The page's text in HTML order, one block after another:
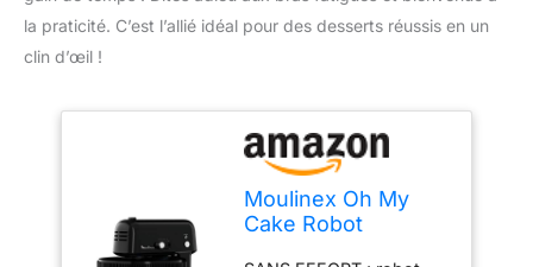
la praticité. C’est l’allié idéal pour des desserts réussis en un
clin d’œil !
Moulinex Oh My
Cake Robot